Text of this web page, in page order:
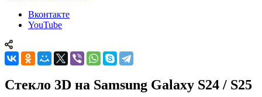
Вконтакте
YouTube
Стекло 3D на Samsung Galaxy S24 / S25